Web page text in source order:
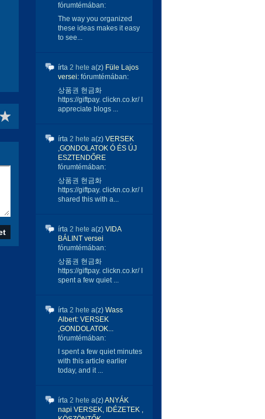
fórumtémában:
The way you organized
these ideas makes it easy
to see...
írta 2 hete a(z) Füle Lajos
versei: fórumtémában:
상품권 현금화
https://giftpay. clickn.co.kr/ I
appreciate blogs ...
írta 2 hete a(z) VERSEK
,GONDOLATOK Ó ÉS ÚJ
ESZTENDŐRE
fórumtémában:
상품권 현금화
https://giftpay. clickn.co.kr/ I
shared this with a...
írta 2 hete a(z) VIDA
BÁLINT versei
fórumtémában:
상품권 현금화
https://giftpay. clickn.co.kr/ I
spent a few quiet ...
írta 2 hete a(z) Wass
Albert: VERSEK
,GONDOLATOK...
fórumtémában:
I spent a few quiet minutes
with this article earlier
today, and it ...
írta 2 hete a(z)ANYÁK
napi VERSEK, IDÉZETEK ,